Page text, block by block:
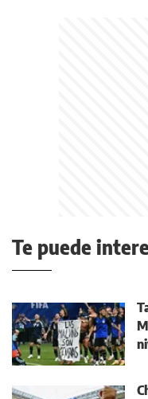
Te puede